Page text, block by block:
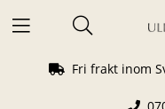
Fri frakt inom